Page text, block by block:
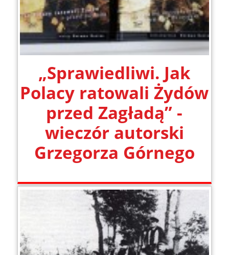
„Sprawiedliwi. Jak
Polacy ratowali Żydów
przed Zagładą” -
wieczór autorski
Grzegorza Górnego